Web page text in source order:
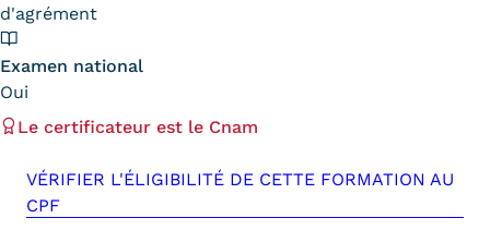
Infos élèves
Modalités d'inscription
d'agrément
Examen national
Oui
Le certificateur est le Cnam
VÉRIFIER L'ÉLIGIBILITÉ DE CETTE FORMATION AU
CPF